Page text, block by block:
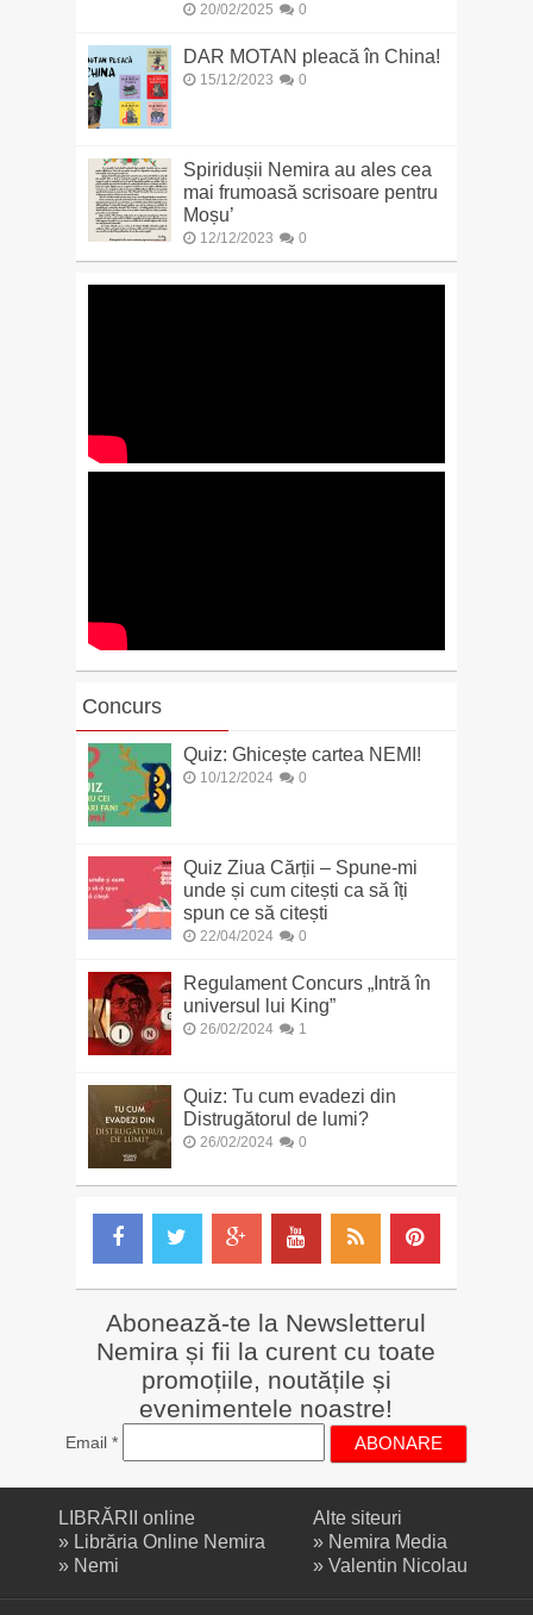
20/02/2025 0
DAR MOTAN pleacă în China!
15/12/2023 0
Spiridușii Nemira au ales cea
mai frumoasă scrisoare pentru
Moșu’
12/12/2023 0
Concurs
Quiz: Ghicește cartea NEMI!
10/12/2024 0
Quiz Ziua Cărții – Spune-mi
unde și cum citești ca să îți
spun ce să citești
22/04/2024 0
Regulament Concurs „Intră în
universul lui King”
26/02/2024 1
Quiz: Tu cum evadezi din
Distrugătorul de lumi?
26/02/2024 0
Abonează-te la Newsletterul
Nemira și fii la curent cu toate
promoțiile, noutățile și
evenimentele noastre!
Email *
LIBRĂRII online
» Librăria Online Nemira
» Nemi
Alte siteuri
» Nemira Media
» Valentin Nicolau